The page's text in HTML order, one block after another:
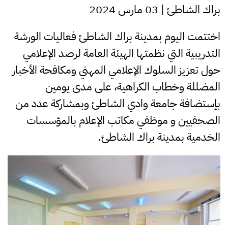
براك الشاطئ | 03 مارس 2024
اختتمت اليوم بمدينة براك الشاطئ فعاليات الورشة
التدريبية التي نظمتها الهيئة العامة لرصد الإعلامي
حول تعزيز السلوك الإعلامي المهني ومكافحة الأخبار
المضللة وخطاب الكراهية، على مدى يومين
بإستضافة جامعة وادي الشاطئ وبمشاركة عدد من
الصحفيين و موظفي مكاتب الإعلام بالمؤسسات
الخدمية بمدينة براك الشاطئ.